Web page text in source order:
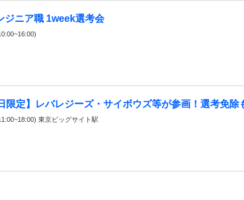
ジニア職 1week選考会
限定】レバレジーズ・サイボウズ等が参画！選考免除
東京ビッグサイト駅